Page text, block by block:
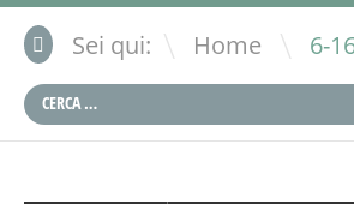
Sei qui: Home \ 6-